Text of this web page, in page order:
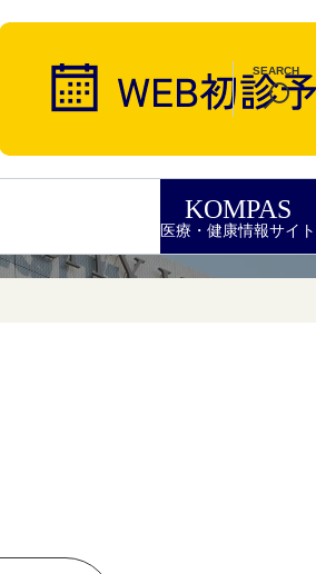
SEARCH
KOMPAS
医療・健康情報サイト